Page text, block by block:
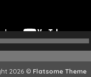
2026 © Flatsome Theme